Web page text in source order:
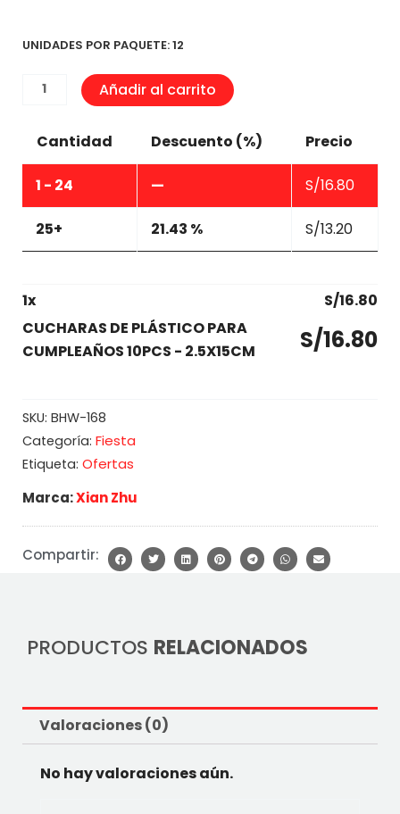
UNIDADES POR PAQUETE: 12
CUCHARAS
PLÁSTICO
CUMPLEAÑOS
2.5X15CM
Añadir al carrito
Cantidad Descuento (%) Precio
1 - 24 — S/16.80
25+ 21.43 % S/13.20
1x S/16.80
CUCHARAS DE PLÁSTICO PARA
CUMPLEAÑOS 10PCS - 2.5X15CM
S/16.80
SKU: BHW-168
Categoría: Fiesta
Etiqueta: Ofertas
Marca:Xian Zhu
Compartir:
PRODUCTOS RELACIONADOS
Valoraciones (0)
No hay valoraciones aún.